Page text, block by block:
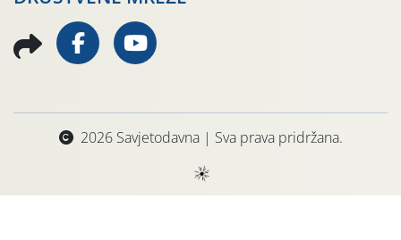
2026 Savjetodavna | Sva prava pridržana.